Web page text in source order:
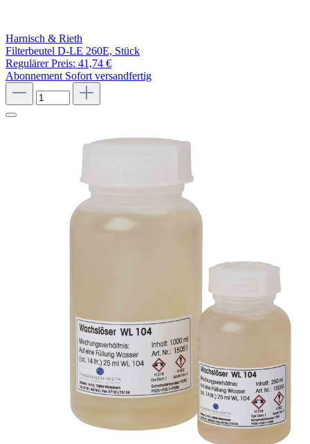
Harnisch & Rieth
Filterbeutel D-LE 260E, Stück
Regulärer Preis: 41,74 €
Abonnement Sofort versandfertig